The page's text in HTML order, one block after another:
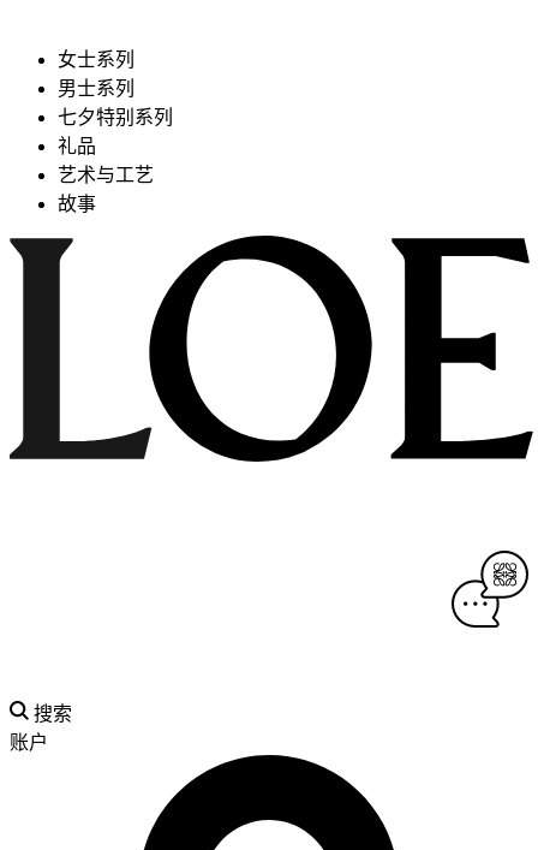
女士系列
男士系列
七夕特别系列
礼品
艺术与工艺
故事
搜索
账户